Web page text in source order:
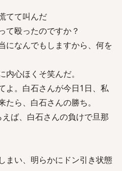
てて叫んだ
て殴ったのですか？
になんでもしますから、何を
心ほくそ笑んだ。
よ。白石さんが今日1日、私
ら、白石さんの勝ち。
ば、白石さんの負けで旦那
まい、明らかにドン引き状態